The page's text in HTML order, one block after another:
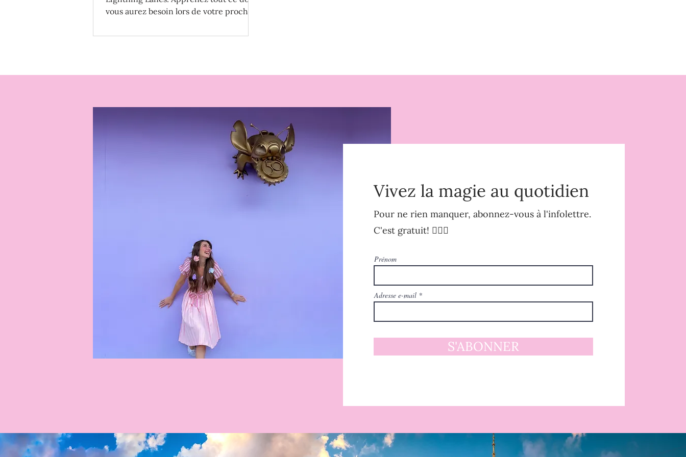
vous aurez besoin lors de votre prochain
Vivez la magie au quotidien
Pour ne rien manquer, abonnez-vous à l'infolettre.
C'est gratuit! 🧚🏻‍♀️
Prénom
Adresse e-mail
S'ABONNER